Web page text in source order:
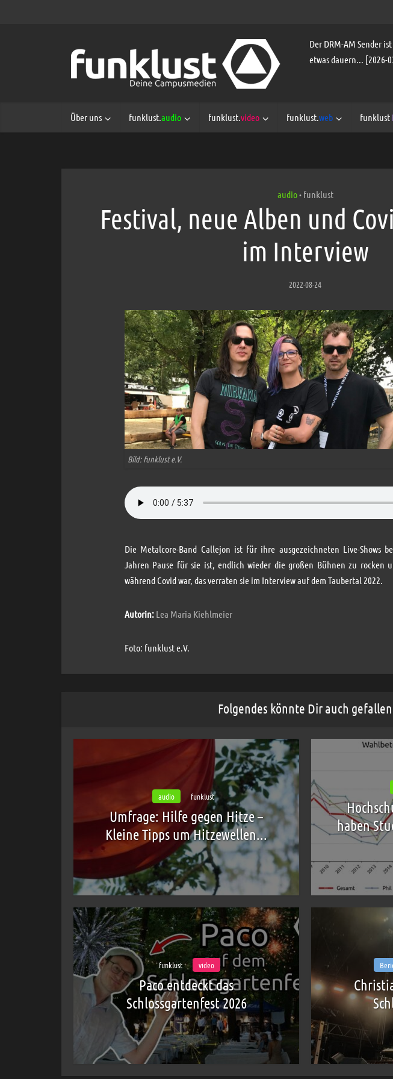
Der DRM-AM Sender
etwas dauern... [2026-
Über uns funklust.audio funklust.video funklust.web funklust
audio • funklust
Festival, neue Alben und
im Interview
2022-08-24
Bild: funklust e.V.
Die Metalcore-Band Callejon ist für ihre ausgezeichneten Live-Shows
Jahren Pause für sie ist, endlich wieder die großen Bühnen zu rocken
während Covid war, das verraten sie im Interview auf dem Taubertal 2022.
Autorin: Lea Maria Kiehlmeier
Foto: funklust e.V.
Folgendes könnte Dir auch gefallen
audio funklust
Umfrage: Hilfe gegen Hitze –
Kleine Tipps um Hitzewellen...
haben
funklust video
Paco entdeckt das
Schlossgartenfest 2026